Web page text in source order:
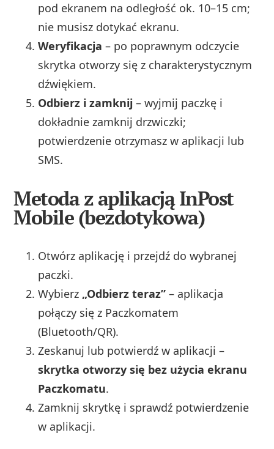
pod ekranem na odległość ok. 10–15 cm;
nie musisz dotykać ekranu.
Weryfikacja – po poprawnym odczycie
skrytka otworzy się z charakterystycznym
dźwiękiem.
Odbierz i zamknij – wyjmij paczkę i
dokładnie zamknij drzwiczki;
potwierdzenie otrzymasz w aplikacji lub
SMS.
Metoda z aplikacją InPost
Mobile (bezdotykowa)
Otwórz aplikację i przejdź do wybranej
paczki.
Wybierz „Odbierz teraz” – aplikacja
połączy się z Paczkomatem
(Bluetooth/QR).
Zeskanuj lub potwierdź w aplikacji –
skrytka otworzy się bez użycia ekranu
Paczkomatu.
Zamknij skrytkę i sprawdź potwierdzenie
w aplikacji.